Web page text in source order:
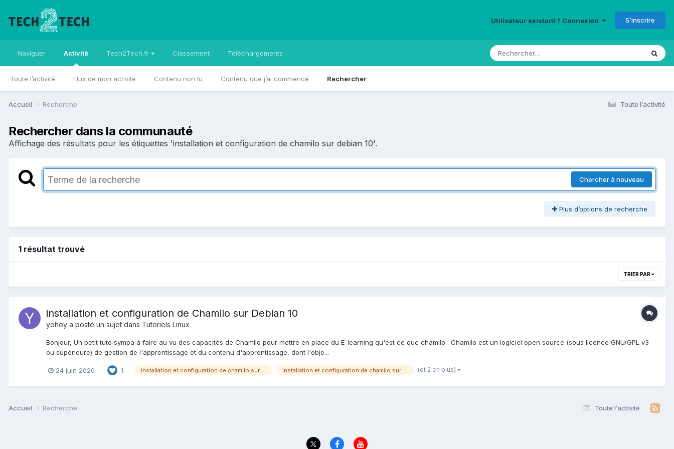
Utilisateur existant ? Connexion S’inscrire
Naviguer Activité
Toute l’activité Flux de mon activité Contenu non lu Contenu que j’ai commencé Rechercher
Tech2Tech.fr Classement Téléchargements
Toute l’activité
Accueil Recherche
Rechercher dans la communauté
Affichage des résultats pour les étiquettes 'installation et configuration de chamilo sur debian 10'.
Chercher à nouveau
Plus d’options de recherche
1 résultat trouvé
TRIER PAR
installation et configuration de Chamilo sur Debian 10
yohoy a posté un sujet dans Tutoriels Linux
Bonjour, Un petit tuto sympa à faire au vu des capacités de Chamilo pour mettre en place du E-learning qu'est ce que chamilo : Chamilo est un logiciel open source (sous licence GNU/GPL v3
ou supérieure) de gestion de l'apprentissage et du contenu d'apprentissage, dont l'obje...
24 juin 2020 1 installation et configuration de chamilo sur debian 10 installation et configuration de chamilo sur debian buster (et 2 en plus)
Toute l’activité
Accueil Recherche